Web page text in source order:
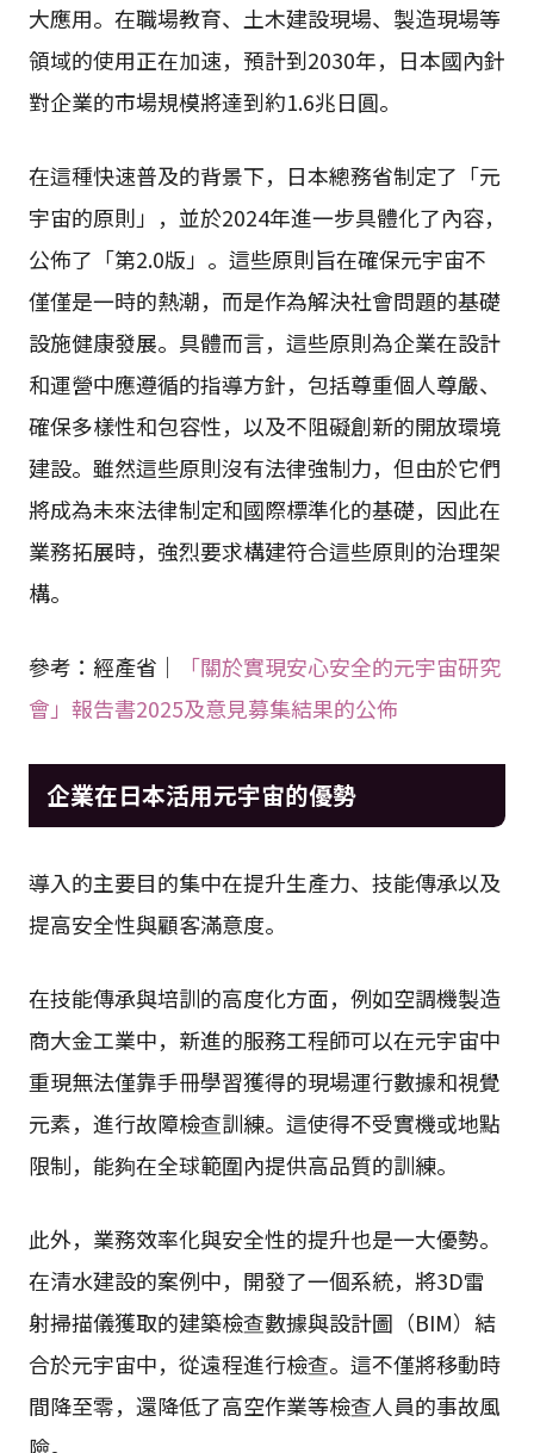
大應用。在職場教育、土木建設現場、製造現場等
領域的使用正在加速，預計到2030年，日本國內針
對企業的市場規模將達到約1.6兆日圓。
在這種快速普及的背景下，日本總務省制定了「元
宇宙的原則」，並於2024年進一步具體化了內容，
公佈了「第2.0版」。這些原則旨在確保元宇宙不
僅僅是一時的熱潮，而是作為解決社會問題的基礎
設施健康發展。具體而言，這些原則為企業在設計
和運營中應遵循的指導方針，包括尊重個人尊嚴、
確保多樣性和包容性，以及不阻礙創新的開放環境
建設。雖然這些原則沒有法律強制力，但由於它們
將成為未來法律制定和國際標準化的基礎，因此在
業務拓展時，強烈要求構建符合這些原則的治理架
構。
參考：經產省｜
「關於實現安心安全的元宇宙研究
會」報告書2025及意見募集結果的公佈
企業在日本活用元宇宙的優勢
導入的主要目的集中在提升生產力、技能傳承以及
提高安全性與顧客滿意度。
在技能傳承與培訓的高度化方面，例如空調機製造
商大金工業中，新進的服務工程師可以在元宇宙中
重現無法僅靠手冊學習獲得的現場運行數據和視覺
元素，進行故障檢查訓練。這使得不受實機或地點
限制，能夠在全球範圍內提供高品質的訓練。
此外，業務效率化與安全性的提升也是一大優勢。
在清水建設的案例中，開發了一個系統，將3D雷
射掃描儀獲取的建築檢查數據與設計圖（BIM）結
合於元宇宙中，從遠程進行檢查。這不僅將移動時
間降至零，還降低了高空作業等檢查人員的事故風